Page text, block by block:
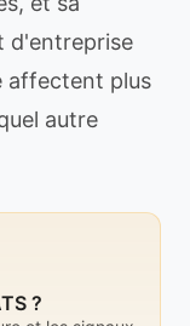
d'entreprise
affectent plus
autre
?